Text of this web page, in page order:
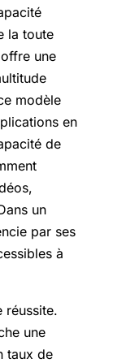
la toute
une
modèle
en
de
un
par ses
à
réussite.
une
taux de